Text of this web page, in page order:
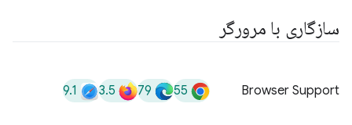
سازگاری با مرورگر
Browser Support
55
79
3.5
9.1